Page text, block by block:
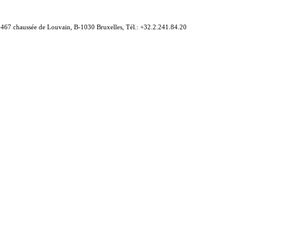
chaussée de Louvain, B-1030 Bruxelles, Tél.: +32.2.241.84.20